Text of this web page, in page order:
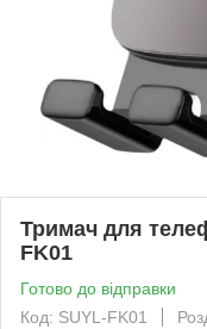
Тримач для
FK01
Готово до відправки
Код: SUYL-FK01